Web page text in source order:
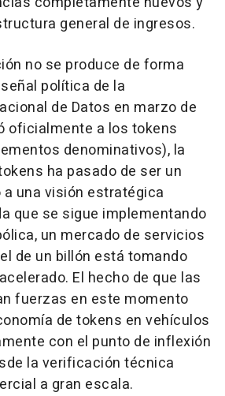
general de ingresos.
no se produce de forma
política de la
de Datos en marzo de
oficialmente a los tokens
denominativos), la
ha pasado de ser un
una visión estratégica
que se sigue implementando
un mercado de servicios
de un billón está tomando
El hecho de que las
fuerzas en este momento
de tokens en vehículos
con el punto de inflexión
la verificación técnica
a gran escala.